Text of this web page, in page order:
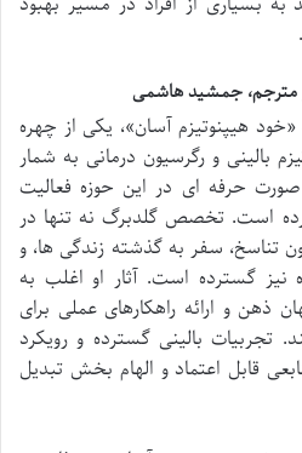
و مترجم، جمشید هاشمی
هیپنوتیزم آسان»، یکی از چهره
بالینی و رگرسیون درمانی به شمار
او از سال ۱۹۷۴ به صورت حرفه ای در این حوزه فعالیت
کرده است. تخصص گلدبرگ نه تنها در
تناسخ، سفر به گذشته زندگی ها، و
نیز گسترده است. آثار او اغلب به
ذهن و ارائه راهکارهای عملی برای
تجربیات بالینی گسترده و رویکرد
قابل اعتماد و الهام بخش تبدیل